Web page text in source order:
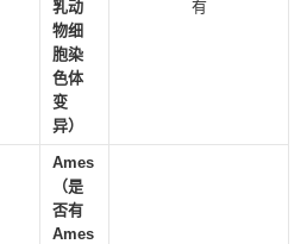
乳动
物细
胞染
色体
变
异）
有
Ames
（是
否有
Ames